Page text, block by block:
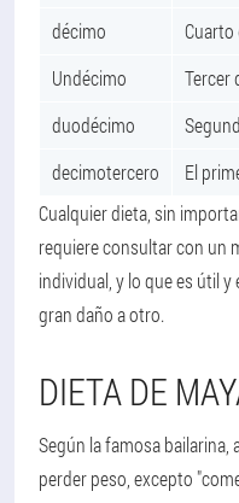
décimo
Cuarto
Undécimo
Tercer
duodécimo
decimotercero
El
Cualquier dieta, sin
requiere consultar con un
individual, y lo que es útil
gran daño a otro.
DIETA DE
Según la famosa
perder peso, excepto